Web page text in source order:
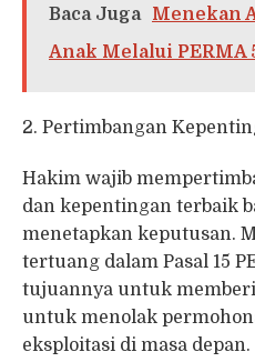
Baca Juga
Menekan
Anak Melalui PERMA
2. Pertimbangan
Hakim wajib
dan kepentingan terbaik
menetapkan keputusan.
tertuang dalam Pasal 15
tujuannya untuk
untuk menolak
eksploitasi di masa depan.